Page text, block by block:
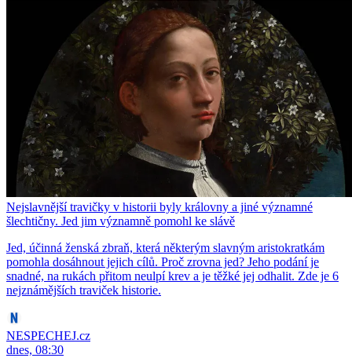
Nejslavnější travičky v historii byly královny a jiné významné
šlechtičny. Jed jim významně pomohl ke slávě
Jed, účinná ženská zbraň, která některým slavným aristokratkám
pomohla dosáhnout jejich cílů. Proč zrovna jed? Jeho podání je
snadné, na rukách přitom neulpí krev a je těžké jej odhalit. Zde je 6
nejznámějších traviček historie.
NESPECHEJ.cz
dnes, 08:30